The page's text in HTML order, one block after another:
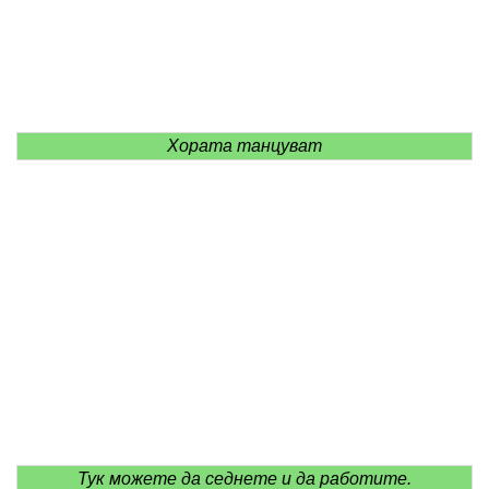
Хората танцуват
Тук можете да седнете и да работите.